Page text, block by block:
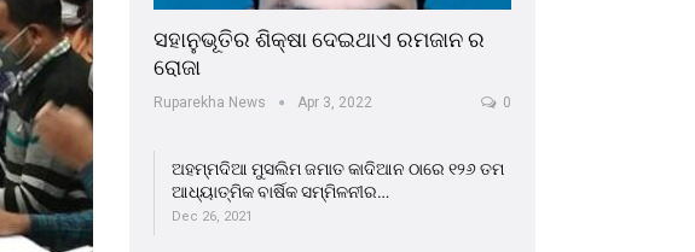
ସହାନୁଭୂତିର ଶିକ୍ଷା ଦେଇଥାଏ ରମଜାନ ର
ରୋଜା
Ruparekha News Apr 3, 2022 0
ଅହମ୍ମଦିଆ ମୁସଲିମ ଜମାତ କାଦିଆନ ଠାରେ ୧୨୬ ତମ
ଆଧ୍ୟାତ୍ମିକ ବାର୍ଷିକ ସମ୍ମିଳନୀର…
Dec 26, 2021